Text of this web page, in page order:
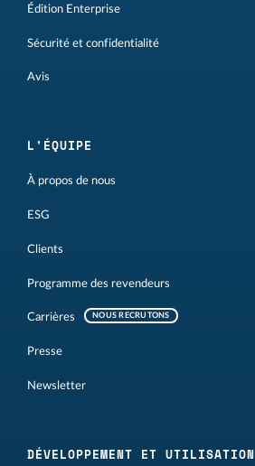
Édition Enterprise
Sécurité et confidentialité
Avis
L'ÉQUIPE
À propos de nous
ESG
Clients
Programme des revendeurs
Carrières NOUS RECRUTONS
Presse
Newsletter
DÉVELOPPEMENT ET UTILISATION